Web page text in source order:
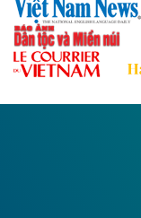
Theo
Đề xuất đầu
tốc CT.11 qua
Đông A dài
lực phát triển